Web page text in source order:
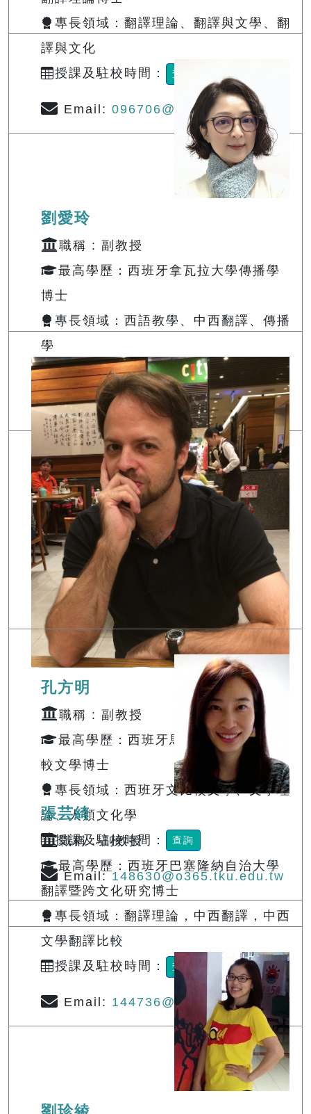
專長領域：翻譯理論、翻譯與文學、翻
譯與文化
授課及駐校時間：
查詢
Email: 096706@o365.tku.edu.tw
劉愛玲
職稱 : 副教授
最高學歷：西班牙拿瓦拉大學傳播學
博士
專長領域：西語教學、中西翻譯、傳播
學
授課及駐校時間：
查詢
Email:122710@o365.tku.edu.tw
孔方明
職稱 : 副教授
最高學歷：西班牙馬德里自治大學比
較文學博士
專長領域：西班牙文比較文學、文學理
論、人類文化學
授課及駐校時間：
查詢
Email:148630@o365.tku.edu.tw
張芸綺
職稱 : 副教授
最高學歷：西班牙巴塞隆納自治大學
翻譯暨跨文化研究博士
專長領域：翻譯理論，中西翻譯，中西
文學翻譯比較
授課及駐校時間：
查詢
Email: 144736@o365.tku.edu.tw